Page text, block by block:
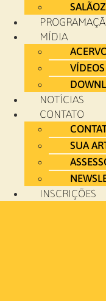
MÍDIA
VÍDEOS
NOTÍCIAS
CONTATO
SUA
INSCRIÇÕES